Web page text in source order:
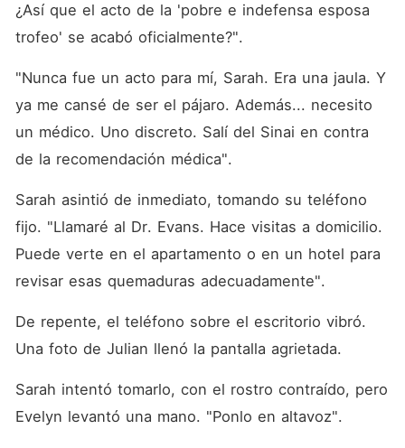
¿Así que el acto de la 'pobre e indefensa esposa
trofeo' se acabó oficialmente?".
"Nunca fue un acto para mí, Sarah. Era una jaula. Y
ya me cansé de ser el pájaro. Además... necesito
un médico. Uno discreto. Salí del Sinai en contra
de la recomendación médica".
Sarah asintió de inmediato, tomando su teléfono
fijo. "Llamaré al Dr. Evans. Hace visitas a domicilio.
Puede verte en el apartamento o en un hotel para
revisar esas quemaduras adecuadamente".
De repente, el teléfono sobre el escritorio vibró.
Una foto de Julian llenó la pantalla agrietada.
Sarah intentó tomarlo, con el rostro contraído, pero
Evelyn levantó una mano. "Ponlo en altavoz".